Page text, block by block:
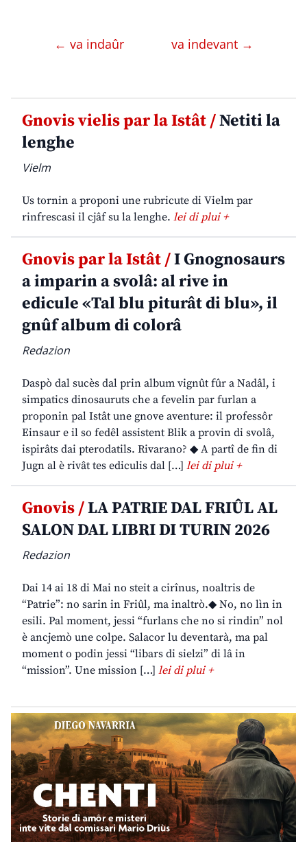
← va indaûr va indevant →
Gnovis vielis par la Istât /Netiti la
lenghe
Vielm
Us tornin a proponi une rubricute di Vielm par
rinfrescasi il cjâf su la lenghe. lei di plui +
Gnovis par la Istât /I Gnognosaurs
a imparin a svolâ: al rive in
edicule «Tal blu piturât di blu», il
gnûf album di colorâ
Redazion
Daspò dal sucès dal prin album vignût fûr a Nadâl, i
simpatics dinosauruts che a fevelin par furlan a
proponin pal Istât une gnove aventure: il professôr
Einsaur e il so fedêl assistent Blik a provin di svolâ,
ispirâts dai pterodatils. Rivarano? ◆ A partî de fin di
Jugn al è rivât tes ediculis dal […] lei di plui +
Gnovis /LA PATRIE DAL FRIÛL AL
SALON DAL LIBRI DI TURIN 2026
Redazion
Dai 14 ai 18 di Mai no steit a cirînus, noaltris de
“Patrie”: no sarin in Friûl, ma inaltrò.◆ No, no lìn in
esili. Pal moment, jessi “furlans che no si rindin” nol
è ancjemò une colpe. Salacor lu deventarà, ma pal
moment o podin jessi “libars di sielzi” di lâ in
“mission”. Une mission […] lei di plui +